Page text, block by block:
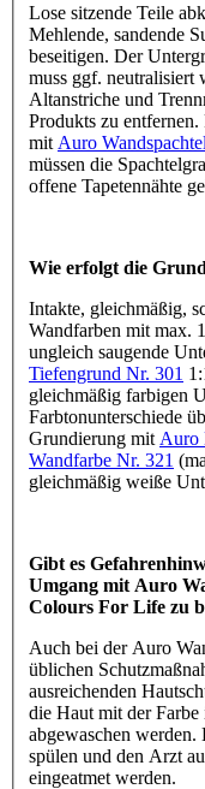
Lose sitzende Teile
Mehlende, sandende
beseitigen. Der
muss ggf. neutralisiert
Altanstriche und
Produkts zu
mit Auro
müssen die
offene Tapetennähte
Wie erfolgt die
Intakte, gleichmäßig,
Wandfarben mit max.
ungleich saugende
Tiefengrund Nr. 301
gleichmäßig farbigen
Farbtonunterschiede
Grundierung mit Auro
Wandfarbe Nr. 321
gleichmäßig weiße
Gibt es
Umgang mit Auro
Colours For Life zu
Auch bei der Auro
üblichen
ausreichenden
die Haut mit der
abgewaschen
spülen und den Arzt
eingeatmet werden.